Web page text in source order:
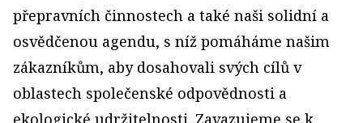
přepravních činnostech a také naši solidní a
osvědčenou agendu, s níž pomáháme našim
zákazníkům, aby dosahovali svých cílů v
oblastech společenské odpovědnosti a
ekologické udržitelnosti. Zavazujeme se k